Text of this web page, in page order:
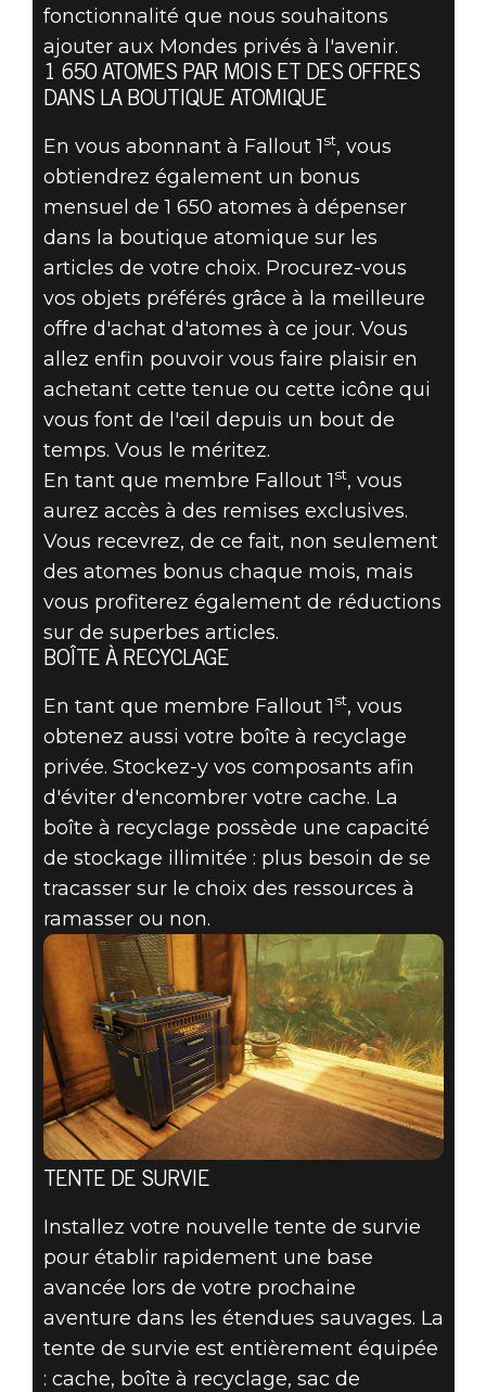
fonctionnalité que nous souhaitons
ajouter aux Mondes privés à l'avenir.
1 650 ATOMES PAR MOIS ET DES OFFRES
DANS LA BOUTIQUE ATOMIQUE
En vous abonnant à Fallout 1st, vous
obtiendrez également un bonus
mensuel de 1 650 atomes à dépenser
dans la boutique atomique sur les
articles de votre choix. Procurez-vous
vos objets préférés grâce à la meilleure
offre d'achat d'atomes à ce jour. Vous
allez enfin pouvoir vous faire plaisir en
achetant cette tenue ou cette icône qui
vous font de l'œil depuis un bout de
temps. Vous le méritez.
En tant que membre Fallout 1st, vous
aurez accès à des remises exclusives.
Vous recevrez, de ce fait, non seulement
des atomes bonus chaque mois, mais
vous profiterez également de réductions
sur de superbes articles.
BOÎTE À RECYCLAGE
En tant que membre Fallout 1st, vous
obtenez aussi votre boîte à recyclage
privée. Stockez-y vos composants afin
d'éviter d'encombrer votre cache. La
boîte à recyclage possède une capacité
de stockage illimitée : plus besoin de se
tracasser sur le choix des ressources à
ramasser ou non.
TENTE DE SURVIE
Installez votre nouvelle tente de survie
pour établir rapidement une base
avancée lors de votre prochaine
aventure dans les étendues sauvages. La
tente de survie est entièrement équipée
: cache, boîte à recyclage, sac de